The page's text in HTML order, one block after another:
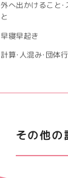
外へ出かけること
と
早寝早起き
計算・人混み・団体
その他の